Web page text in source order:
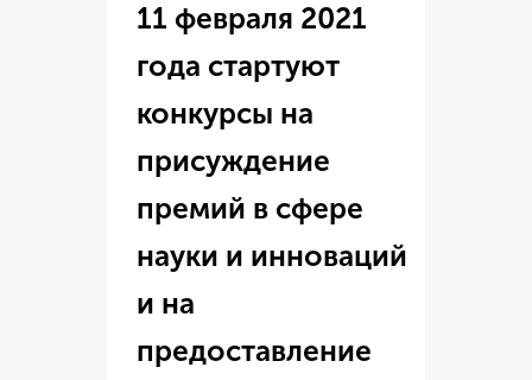
11 февраля 2021
года стартуют
конкурсы на
присуждение
премий в сфере
науки и инноваций
и на
предоставление